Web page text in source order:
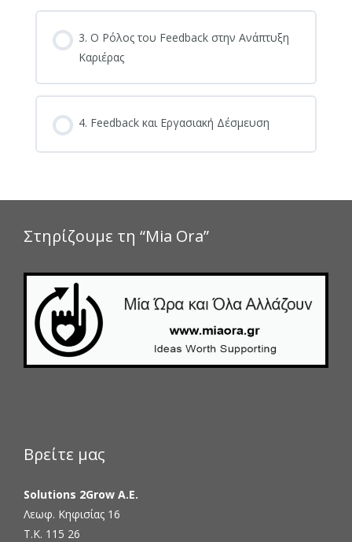
3. Ο Ρόλος του Feedback στην Ανάπτυξη
Καριέρας
4. Feedback και Εργασιακή Δέσμευση
Στηρίζουμε τη “Mia Ora”
Βρείτε μας
Solutions 2Grow Α.Ε.
Λεωφ. Κηφισίας 16
Τ.Κ. 115 26